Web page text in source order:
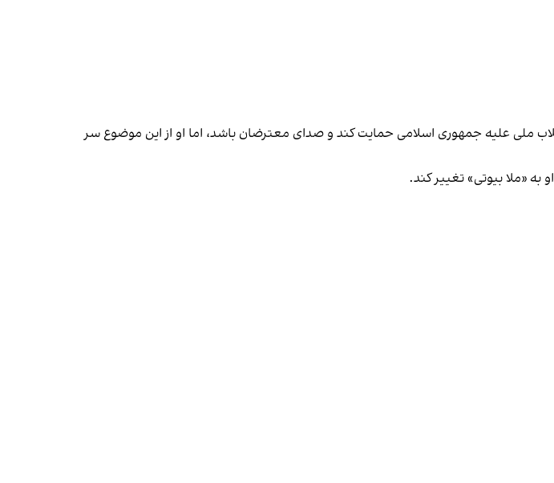
ملی علیه جمهوری اسلامی حمایت کند و صدای معترضان باشد، اما او از این موضوع سر
به «ملا بیوتی» تغییر کند.